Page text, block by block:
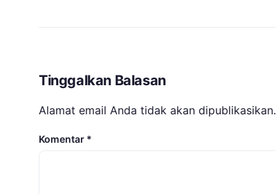
Tinggalkan Balasan
Alamat email Anda tidak akan dipublikasikan.
Komentar *